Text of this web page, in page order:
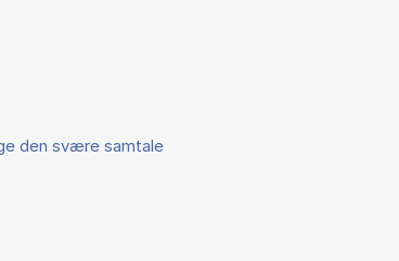
den svære samtale